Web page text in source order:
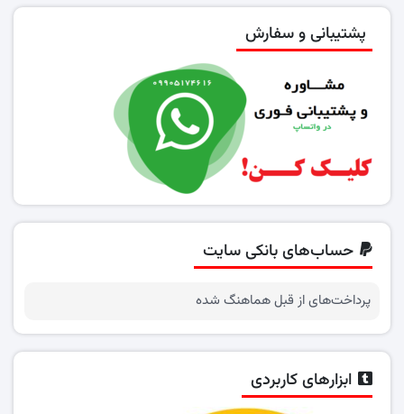
پشتیبانی و سفارش
حساب‌های بانکی سایت
پرداخت‌های از قبل هماهنگ شده
ابزارهای کاربردی